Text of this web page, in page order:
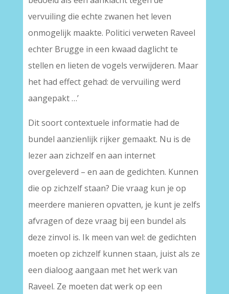
vervuiling die echte zwanen het leven
onmogelijk maakte. Politici verweten Raveel
echter Brugge in een kwaad daglicht te
stellen en lieten de vogels verwijderen. Maar
het had effect gehad: de vervuiling werd
aangepakt …’
Dit soort contextuele informatie had de
bundel aanzienlijk rijker gemaakt. Nu is de
lezer aan zichzelf en aan internet
overgeleverd – en aan de gedichten. Kunnen
die op zichzelf staan? Die vraag kun je op
meerdere manieren opvatten, je kunt je zelfs
afvragen of deze vraag bij een bundel als
deze zinvol is. Ik meen van wel: de gedichten
moeten op zichzelf kunnen staan, juist als ze
een dialoog aangaan met het werk van
Raveel. Ze moeten dat werk op een